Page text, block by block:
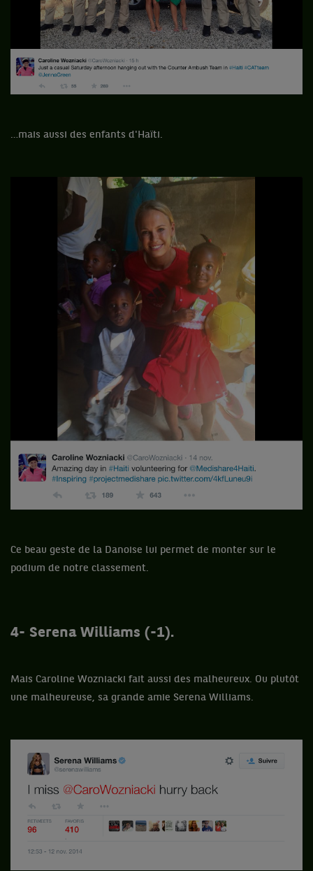
…mais aussi des enfants d'Haïti.
Ce beau geste de la Danoise lui permet de monter sur le
podium de notre classement.
4- Serena Williams (-1).
Mais Caroline Wozniacki fait aussi des malheureux. Ou plutôt
une malheureuse, sa grande amie Serena Williams.